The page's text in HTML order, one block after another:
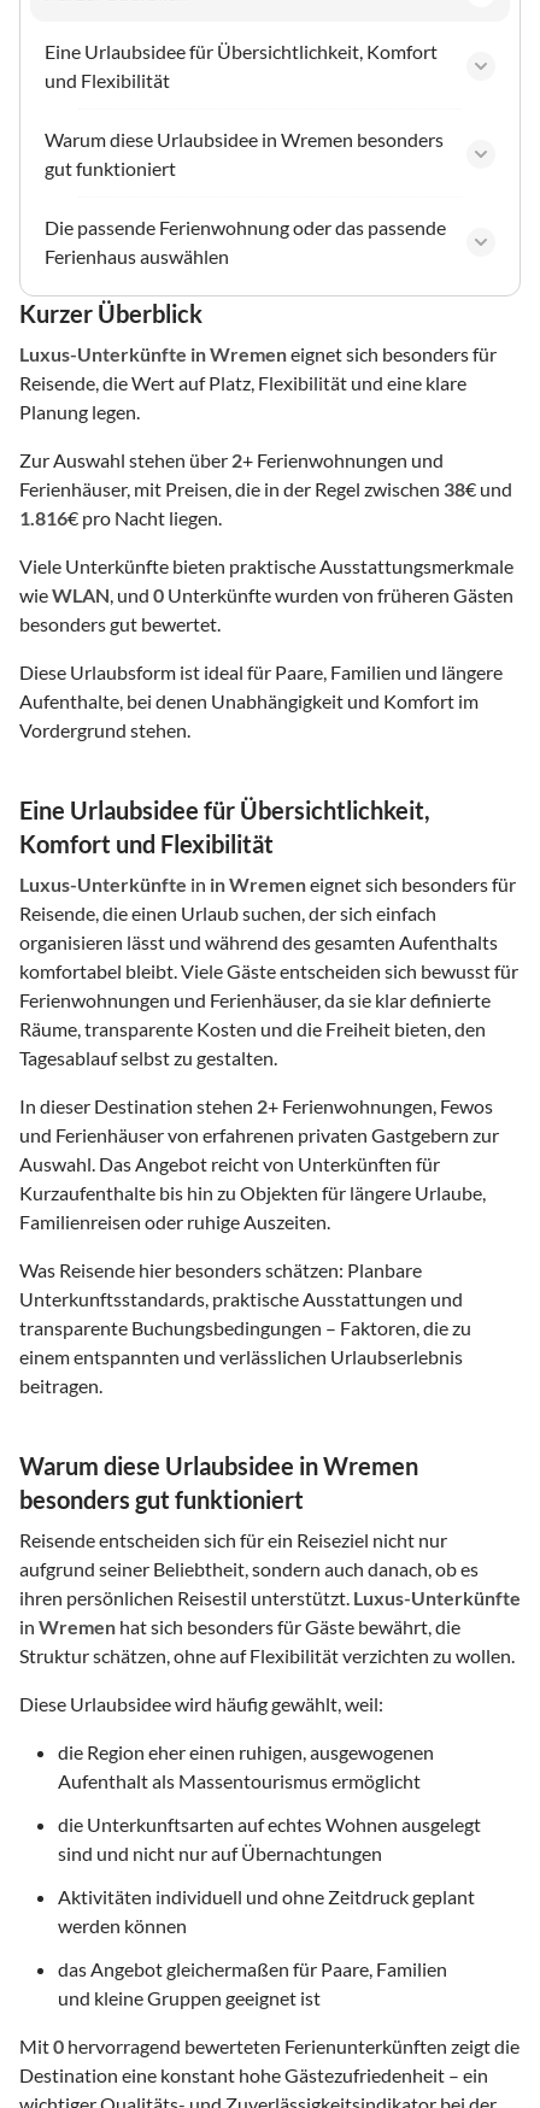
Eine Urlaubsidee für Übersichtlichkeit, Komfort
und Flexibilität
Warum diese Urlaubsidee in Wremen besonders
gut funktioniert
Die passende Ferienwohnung oder das passende
Ferienhaus auswählen
Kurzer Überblick
Luxus-Unterkünfte in Wremeneignet sich besonders für
Reisende, die Wert auf Platz, Flexibilität und eine klare
Planung legen.
Zur Auswahl stehen über 2+ Ferienwohnungen und
Ferienhäuser, mit Preisen, die in der Regel zwischen 38€ und
1.816€ pro Nacht liegen.
Viele Unterkünfte bieten praktische Ausstattungsmerkmale
wieWLAN, und 0 Unterkünfte wurden von früheren Gästen
besonders gut bewertet.
Diese Urlaubsform ist ideal für Paare, Familien und längere
Aufenthalte, bei denen Unabhängigkeit und Komfort im
Vordergrund stehen.
Eine Urlaubsidee für Übersichtlichkeit,
Komfort und Flexibilität
Luxus-Unterkünfte in in Wremeneignet sich besonders für
Reisende, die einen Urlaub suchen, der sich einfach
organisieren lässt und während des gesamten Aufenthalts
komfortabel bleibt. Viele Gäste entscheiden sich bewusst für
Ferienwohnungen und Ferienhäuser, da sie klar definierte
Räume, transparente Kosten und die Freiheit bieten, den
Tagesablauf selbst zu gestalten.
In dieser Destination stehen 2+ Ferienwohnungen, Fewos
und Ferienhäuser von erfahrenen privaten Gastgebern zur
Auswahl. Das Angebot reicht von Unterkünften für
Kurzaufenthalte bis hin zu Objekten für längere Urlaube,
Familienreisen oder ruhige Auszeiten.
Was Reisende hier besonders schätzen: Planbare
Unterkunftsstandards, praktische Ausstattungen und
transparente Buchungsbedingungen – Faktoren, die zu
einem entspannten und verlässlichen Urlaubserlebnis
beitragen.
Warum diese Urlaubsidee in Wremen
besonders gut funktioniert
Reisende entscheiden sich für ein Reiseziel nicht nur
aufgrund seiner Beliebtheit, sondern auch danach, ob es
ihren persönlichen Reisestil unterstützt. Luxus-Unterkünfte
in Wremen hat sich besonders für Gäste bewährt, die
Struktur schätzen, ohne auf Flexibilität verzichten zu wollen.
Diese Urlaubsidee wird häufig gewählt, weil:
die Region eher einen ruhigen, ausgewogenen
Aufenthalt als Massentourismus ermöglicht
die Unterkunftsarten auf echtes Wohnen ausgelegt
sind und nicht nur auf Übernachtungen
Aktivitäten individuell und ohne Zeitdruck geplant
werden können
das Angebot gleichermaßen für Paare, Familien
und kleine Gruppen geeignet ist
Mit0 hervorragend bewerteten Ferienunterkünften zeigt die
Destination eine konstant hohe Gästezufriedenheit – ein